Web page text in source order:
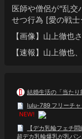
医師や僧侶が“乱交
せつ行為 [愛の戦
【画像】山上徹也
【速報】山上徹也
結婚生活の「当たり
lulu-789 フリーチ
NEW!
【デカ乳輪フェチ
超デカ乳輪爆乳が乳パ